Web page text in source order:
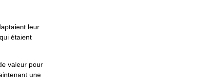
leur
étaient
valeur pour
une